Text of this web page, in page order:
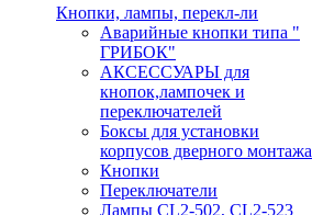
Кнопки, лампы, перекл-ли
Аварийные кнопки типа "
ГРИБОК"
АКСЕССУАРЫ для
кнопок,лампочек и
переключателей
Боксы для установки
корпусов дверного монтажа
Кнопки
Переключатели
Лампы CL2-502, CL2-523